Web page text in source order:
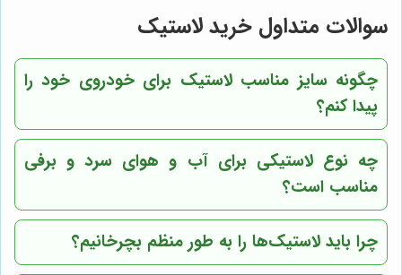
سوالات متداول خرید لاستیک
چگونه سایز مناسب لاستیک برای خودروی خود را
پیدا کنم؟
چه نوع لاستیکی برای آب و هوای سرد و برفی
مناسب است؟
چرا باید لاستیک‌ها را به طور منظم بچرخانیم؟